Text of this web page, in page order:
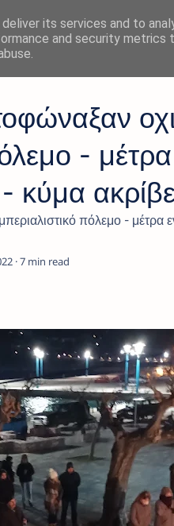
-
κύμα
πόλεμο - μέτρα
7
its services and to
and security